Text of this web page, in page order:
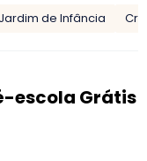
Jardim de Infância
escola Grátis